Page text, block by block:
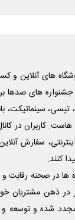
های آنلاین و
های صدها
سینماتیکت،
کاربران در
سفارش آنلاین
کنند.
ها در صحنه رقابت
در ذهن مشتریان
شده و توسعه